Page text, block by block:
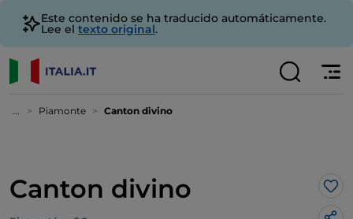
Este contenido se ha traducido automáticamente.
Lee el texto original.
... Piamonte Canton divino
Canton divino Me